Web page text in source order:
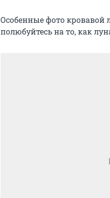
Особенные фото кровавой
полюбуйтесь на то, как